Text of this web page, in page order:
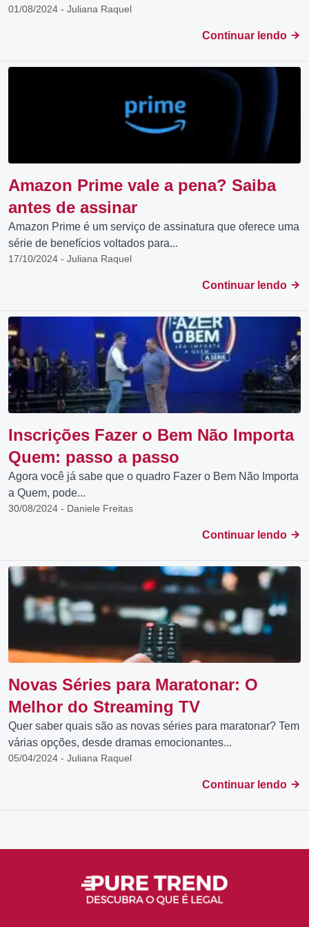
01/08/2024 - Juliana Raquel
Continuar lendo
Amazon Prime vale a pena? Saiba
antes de assinar
Amazon Prime é um serviço de assinatura que oferece uma
série de benefícios voltados para...
17/10/2024 - Juliana Raquel
Continuar lendo
Inscrições Fazer o Bem Não Importa
Quem: passo a passo
Agora você já sabe que o quadro Fazer o Bem Não Importa
a Quem, pode...
30/08/2024 - Daniele Freitas
Continuar lendo
Novas Séries para Maratonar: O
Melhor do Streaming TV
Quer saber quais são as novas séries para maratonar? Tem
várias opções, desde dramas emocionantes...
05/04/2024 - Juliana Raquel
Continuar lendo